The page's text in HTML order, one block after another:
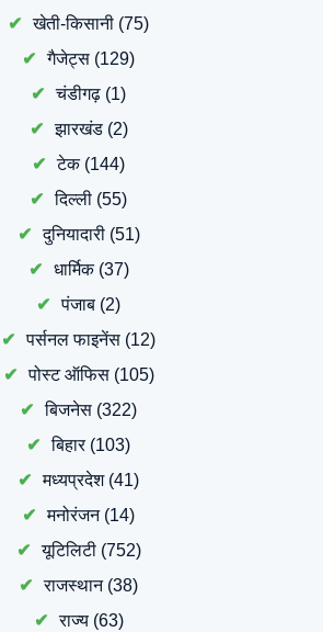
खेती-किसानी (75)
गैजेट्स (129)
चंडीगढ़ (1)
झारखंड(2)
टेक(144)
दिल्ली (55)
दुनियादारी(51)
धार्मिक(37)
पंजाब (2)
पर्सनल फाइनेंस (12)
पोस्ट ऑफिस(105)
बिजनेस (322)
बिहार(103)
मध्यप्रदेश(41)
मनोरंजन(14)
यूटिलिटी(752)
राजस्थान(38)
राज्य(63)